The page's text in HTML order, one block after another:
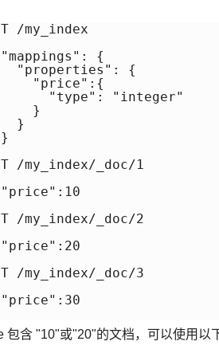
/my_index
{
"properties": {
"price":{
"type": "integer"
}
}
/my_index/_doc/1
/my_index/_doc/2
/my_index/_doc/3
含 "10"或"20"的文档，可以使用以